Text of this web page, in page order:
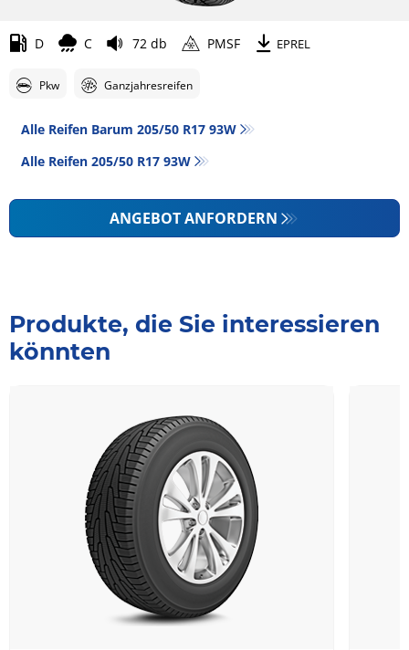
D C 72 db PMSF EPREL
Pkw Ganzjahresreifen
Alle Reifen Barum 205/50 R17 93W
Alle Reifen‎ 205/50 R17 93W
ANGEBOT ANFORDERN
Produkte, die Sie interessieren
könnten